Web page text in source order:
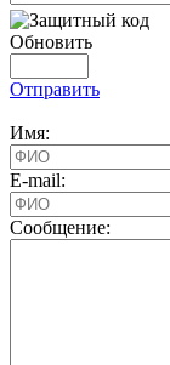
Обновить
Отправить
Имя:
E-mail:
Cообщение: